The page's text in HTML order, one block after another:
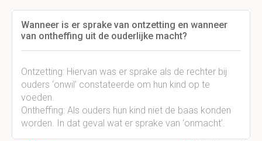
Wanneer is er sprake van ontzetting en wanneer
van ontheffing uit de ouderlijke macht?
Ontzetting: Hiervan was er sprake als de rechter bij
ouders ‘onwil’ constateerde om hun kind op te
voeden.
Ontheffing: Als ouders hun kind niet de baas konden
worden. In dat geval wat er sprake van ‘onmacht’.